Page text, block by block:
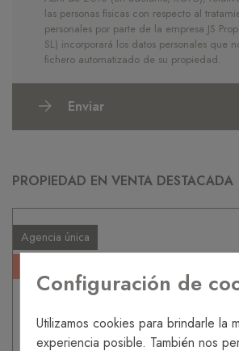
las personas físicas con respecto al
personales por parte de la empresa JS
SL) incorporará los datos personales que
fichero automatizado de su propiedad.
Enviar
PROPIEDAD EN VENTA DESTACADA
Agencia única
Configuración de
Utilizamos cookies para brindarle la
experiencia posible. También nos